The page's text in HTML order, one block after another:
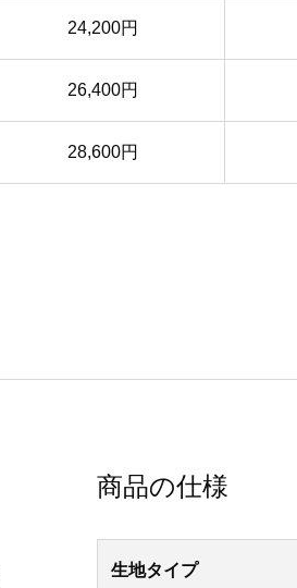
24,200円
26,400円
28,600円
商品の仕様
生地タイプ